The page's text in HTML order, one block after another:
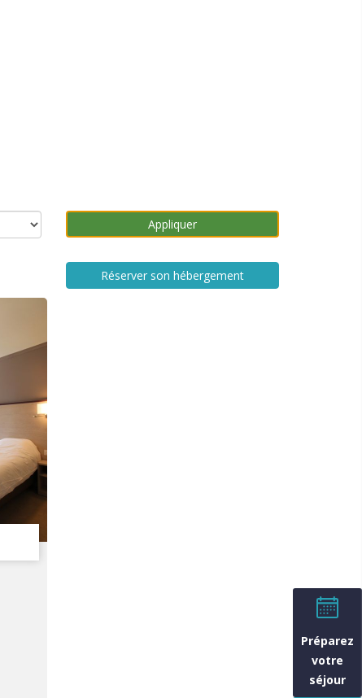
Réserver son hébergement
Préparez
votre
séjour